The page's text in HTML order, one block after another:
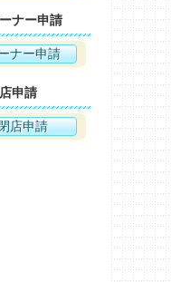
ナー申請
ナー申請
申請
店申請